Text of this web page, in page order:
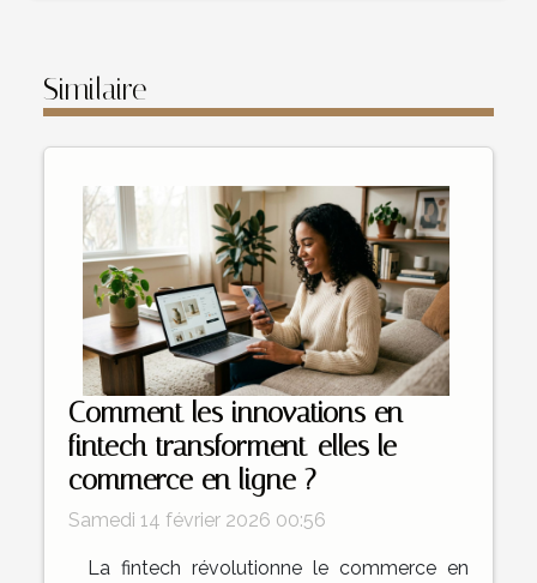
Similaire
Comment les innovations en
fintech transforment-elles le
commerce en ligne ?
Samedi 14 février 2026 00:56
La fintech révolutionne le commerce en